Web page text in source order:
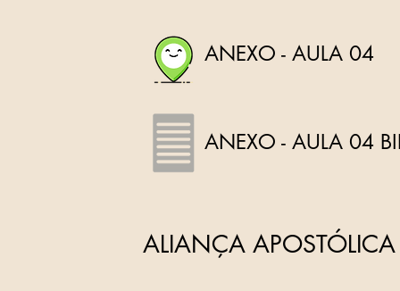
ANEXO - AULA 04
ANEXO - AULA 04
ALIANÇA